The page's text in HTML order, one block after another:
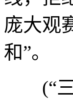
庞大观
和”。
(“三